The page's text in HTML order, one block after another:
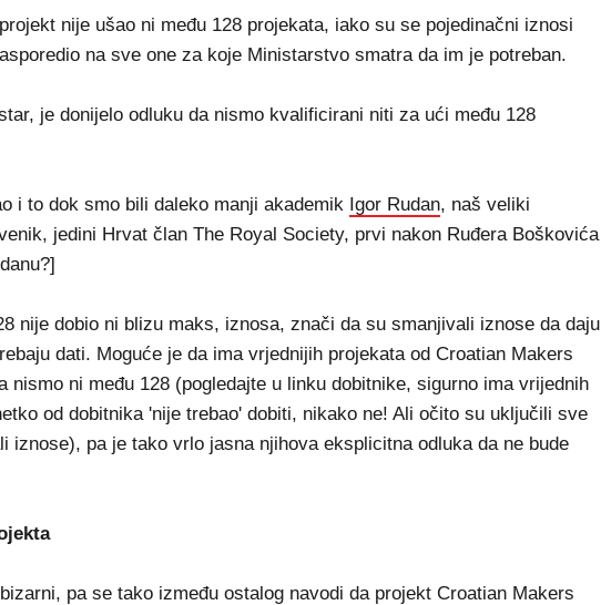
nije ušao ni među 128 projekata, iako su se pojedinačni iznosi
na sve one za koje Ministarstvo smatra da im je potreban.
je donijelo odluku da nismo kvalificirani niti za ući među 128
i to dok smo bili daleko manji akademik Igor Rudan, naš veliki
jedini Hrvat član The Royal Society, prvi nakon Ruđera Boškovića
nije dobio ni blizu maks, iznosa, znači da su smanjivali iznose da daju
dati. Moguće je da ima vrjednijih projekata od Croatian Makers
nismo ni među 128 (pogledajte u linku dobitnike, sigurno ima vrijednih
od dobitnika 'nije trebao' dobiti, nikako ne! Ali očito su uključili sve
iznose), pa je tako vrlo jasna njihova eksplicitna odluka da ne bude
pa se tako između ostalog navodi da projekt Croatian Makers